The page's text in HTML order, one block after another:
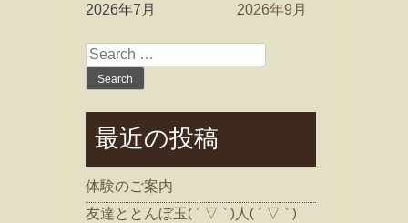
2026年7月 2026年9月
Search
for:
最近の投稿
体験のご案内
友達ととんぼ玉( ´ ▽ ` )人( ´ ▽ ` )